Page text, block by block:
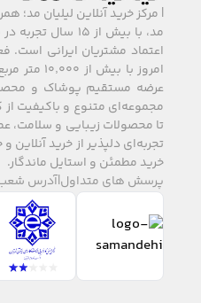
| مرکز خرید آنلاین لیلیان
مد، با بیش از
امروز
عرضه مستقیم پوشاک و
مجموعه‌ای متنوع و باکیفیت از
تا محصولات زیبایی و
تجربه‌ای دلپذیر از خرید
خرید مطمئن و استایل ماندگار.
پرسش های متداول|آدرس